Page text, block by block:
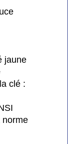
jaune
clé :
norme